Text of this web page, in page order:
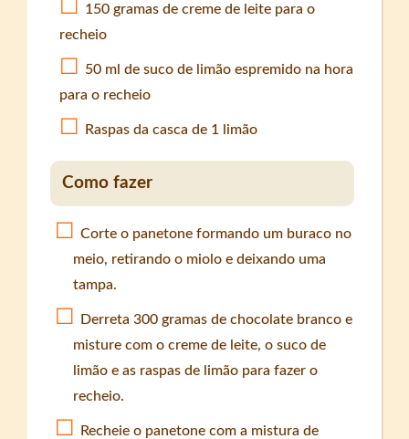
150 gramas de creme de leite para o
recheio
50 ml de suco de limão espremido na hora
para o recheio
Raspas da casca de 1 limão
Como fazer
Corte o panetone formando um buraco no
meio, retirando o miolo e deixando uma
tampa.
Derreta 300 gramas de chocolate branco e
misture com o creme de leite, o suco de
limão e as raspas de limão para fazer o
recheio.
Recheie o panetone com a mistura de